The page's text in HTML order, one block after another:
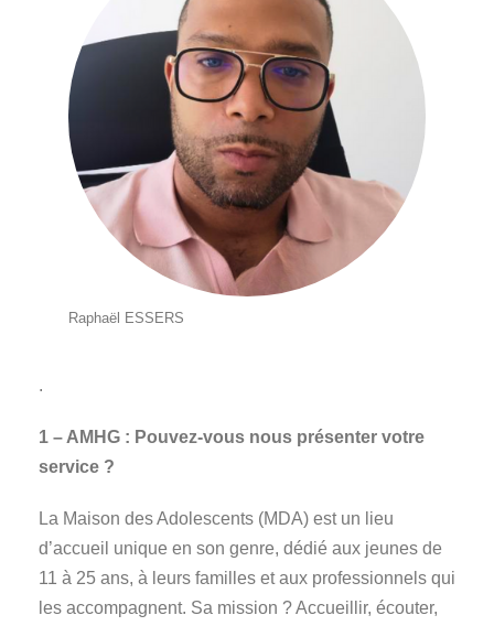
Raphaël ESSERS
.
1 – AMHG : Pouvez-vous nous présenter votre
service ?
La Maison des Adolescents (MDA) est un lieu
d’accueil unique en son genre, dédié aux jeunes de
11 à 25 ans, à leurs familles et aux professionnels qui
les accompagnent. Sa mission ? Accueillir, écouter,